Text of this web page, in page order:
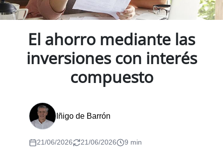
El ahorro mediante las
inversiones con interés
compuesto
Iñigo de Barrón
21/06/2026 21/06/2026 9 min